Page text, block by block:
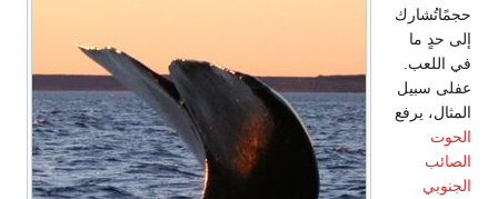
حجمًاتُشارك
إلى حدٍ ما
في اللعب.
عفلى سبيل
المثال، يرفع
الحوت
الصائب
الجنوبي